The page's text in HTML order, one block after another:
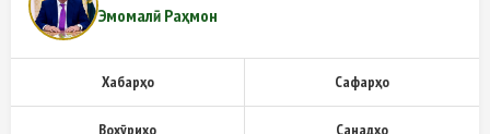
Эмомалӣ Раҳмон
Хабарҳо Сафарҳо
Вохӯриҳо Санадҳо